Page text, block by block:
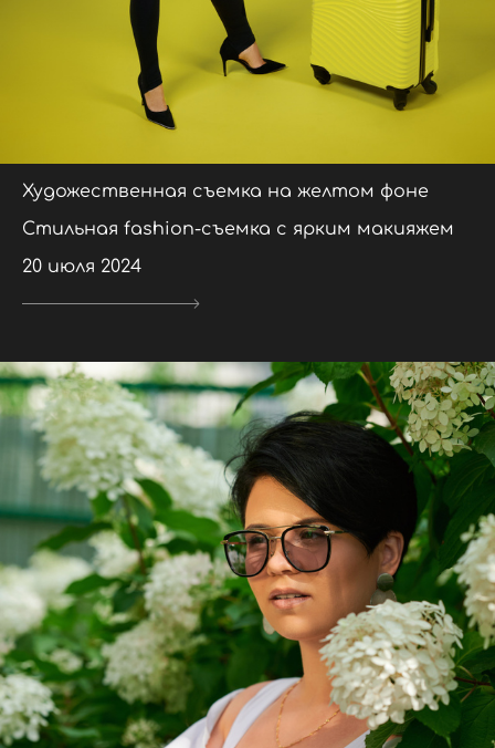
Художественная съемка на желтом фоне
Стильная fashion-съемка с ярким макияжем
20 июля 2024